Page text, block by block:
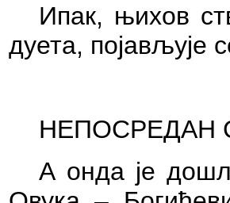
Ипак, њихов
дуета, појављује
НЕПОСРЕДАН
А онда је